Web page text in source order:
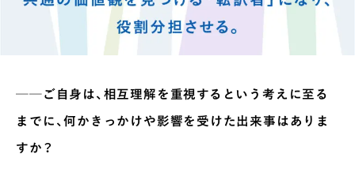
──ご自身は、相互理解を重視するという考えに至る
までに、何かきっかけや影響を受けた出来事はありま
すか？